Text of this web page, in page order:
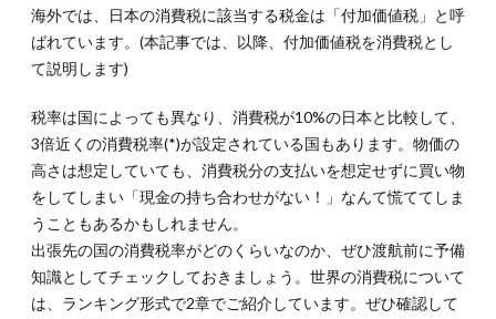
のく
い？
高い
低い
国ラ
ンキ
ング
2.1.
2-1.消
費税の
高い国
トップ
10
海外では、日本の消費税に該当する税金は「付加価値税」と呼
ばれています。(本記事では、以降、付加価値税を消費税とし
て説明します)
税率は国によっても異なり、消費税が10%の日本と比較して、
3倍近くの消費税率(*)が設定されている国もあります。物価の
高さは想定していても、消費税分の支払いを想定せずに買い物
をしてしまい「現金の持ち合わせがない！」なんて慌ててしま
うこともあるかもしれません。
出張先の国の消費税率がどのくらいなのか、ぜひ渡航前に予備
知識としてチェックしておきましょう。世界の消費税について
は、ランキング形式で2章でご紹介しています。ぜひ確認して